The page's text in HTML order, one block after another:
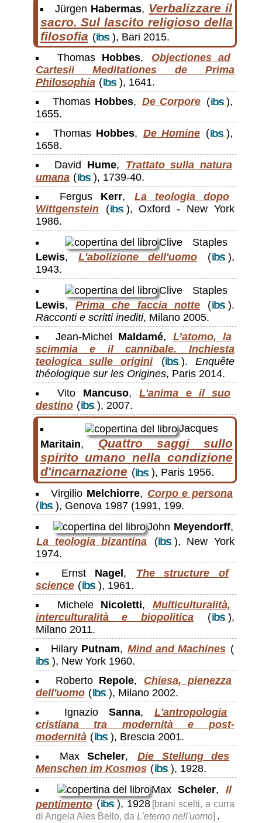
Jürgen Habermas, Verbalizzare il
sacro. Sul lascito religioso della
filosofia (
), Bari 2015.
Thomas Hobbes,
Objectiones ad
Cartesii Meditationes de Prima
Philosophia (
), 1641.
Thomas Hobbes, De Corpore (
),
1655.
Thomas Hobbes, De Homine (
),
1658.
David Hume,
Trattato sulla natura
umana (
), 1739-40.
Fergus Kerr, La teologia dopo
Wittgenstein (
), Oxford - New York
1986.
Clive Staples
Lewis, L'abolizione dell'uomo (
),
1943.
Clive Staples
Lewis, Prima che faccia notte (
).
Racconti e scritti inediti, Milano 2005.
Jean-Michel Maldamé, L’atomo, la
scimmia e il cannibale. Inchiesta
teologica sulle origini ( ). Enquête
théologique sur les Origines, Paris 2014.
Vito Mancuso, L'anima e il suo
destino (
), 2007.
Jacques
Maritain,
Quattro saggi sullo
spirito umano nella condizione
d'incarnazione (
), Paris 1956.
Virgilio Melchiorre, Corpo e persona
(
), Genova 1987 (1991, 199.
John Meyendorff,
La teologia bizantina
(
), New York
1974.
Ernst Nagel,
The structure of
science (
), 1961.
Michele Nicoletti, Multiculturalità,
interculturalità e biopolitica (
),
Milano 2011.
Hilary Putnam, Mind and Machines (
), New York 1960.
Roberto Repole,
Chiesa, pienezza
dell'uomo (
), Milano 2002.
Ignazio Sanna, L'antropologia
cristiana tra modernità e post-
modernità (
), Brescia 2001.
MaxScheler, Die Stellung des
Menschen im Kosmos (
), 1928.
Max Scheler,
Il
pentimento ( ), 1928 [brani scelti, a curra
di Angela Ales Bello, da L'eterno nell'uomo] .